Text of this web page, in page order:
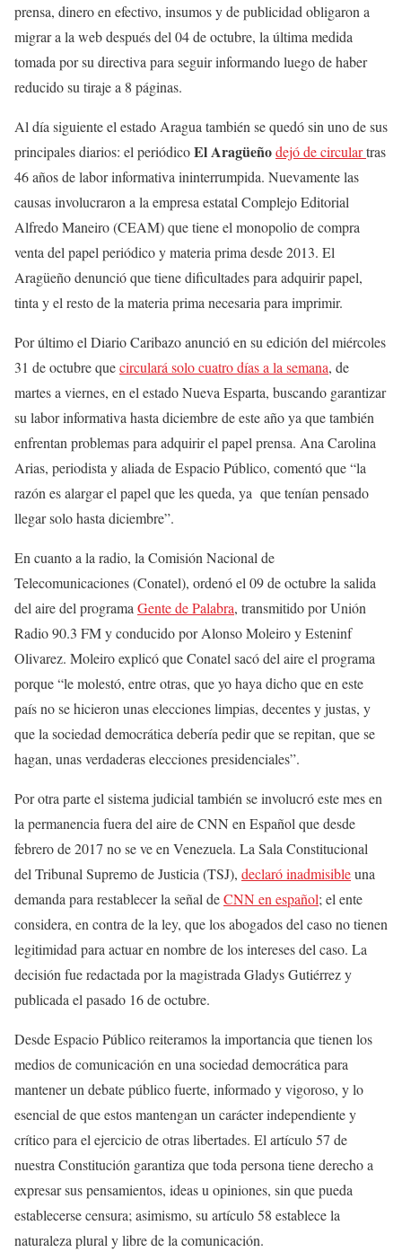
prensa, dinero en efectivo, insumos y de publicidad obligaron a
migrar a la web después del 04 de octubre, la última medida
tomada por su directiva para seguir informando luego de haber
reducido su tiraje a 8 páginas.
Al día siguiente el estado Aragua también se quedó sin uno de sus
principales diarios: el periódicoEl Aragüeñodejó de circulartras
46 años de labor informativa ininterrumpida. Nuevamente las
causas involucraron a la empresa estatal Complejo Editorial
Alfredo Maneiro (CEAM) que tiene el monopolio de compra
venta del papel periódico y materia prima desde 2013. El
Aragüeño denunció que tiene dificultades para adquirir papel,
tinta y el resto de la materia prima necesaria para imprimir.
Por último el Diario Caribazo anunció en su edición del miércoles
31 de octubre quecirculará solo cuatro días a la semana, de
martes a viernes, en el estado Nueva Esparta, buscando garantizar
su labor informativa hasta diciembre de este año ya que también
enfrentan problemas para adquirir el papel prensa. Ana Carolina
Arias, periodista y aliada de Espacio Público, comentó que “la
razón es alargar el papel que les queda, ya que tenían pensado
llegar solo hasta diciembre”.
En cuanto a la radio, la Comisión Nacional de
Telecomunicaciones (Conatel), ordenó el 09 de octubre la salida
del aire del programa Gente de Palabra, transmitido por Unión
Radio 90.3 FM y conducido por Alonso Moleiro y Esteninf
Olivarez. Moleiro explicó que Conatel sacó del aire el programa
porque “le molestó, entre otras, que yo haya dicho que en este
país no se hicieron unas elecciones limpias, decentes y justas, y
que la sociedad democrática debería pedir que se repitan, que se
hagan, unas verdaderas elecciones presidenciales”.
Por otra parte el sistema judicial también se involucró este mes en
la permanencia fuera del aire de CNN en Español que desde
febrero de 2017 no se ve en Venezuela. La Sala Constitucional
del Tribunal Supremo de Justicia (TSJ), declaró inadmisibleuna
demanda para restablecer la señal deCNN en español; el ente
considera, en contra de la ley, que los abogados del caso no tienen
legitimidad para actuar en nombre de los intereses del caso. La
decisión fue redactada por la magistrada Gladys Gutiérrez y
publicada el pasado 16 de octubre.
Desde Espacio Público reiteramos la importancia que tienen los
medios de comunicación en una sociedad democrática para
mantener un debate público fuerte, informado y vigoroso, y lo
esencial de que estos mantengan un carácter independiente y
crítico para el ejercicio de otras libertades. El artículo 57 de
nuestra Constitución garantiza que toda persona tiene derecho a
expresar sus pensamientos, ideas u opiniones, sin que pueda
establecerse censura; asimismo, su artículo 58 establece la
naturaleza plural y libre de la comunicación.